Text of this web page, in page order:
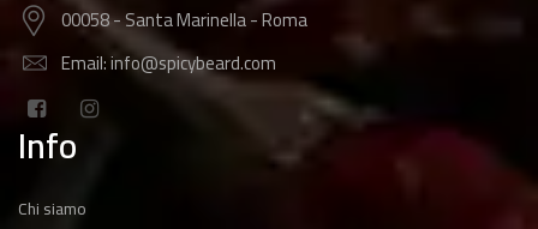
00058 - Santa Marinella - Roma
Email: info@spicybeard.com
Info
Chi siamo